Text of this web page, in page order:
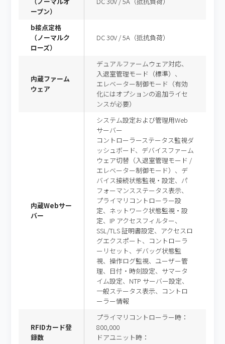
ープン）
b接点定格
（ノーマルク
ローズ）
DC 30V / 5A（抵抗負荷）
内蔵ファーム
ウェア
デュアルファームウェア対応、
入退室管理モード（標準）、
エレベーター制御モード（有効
化にはオプションの追加ライセ
ンスが必要）
内蔵Webサー
バー
システム設定および管理用Web
サーバー
コントローラーステータス監視ダ
ッシュボード、デバイスファーム
ウェア切替（入退室管理モード /
エレベーター制御モード）、デ
バイス接続状態監視・設定、パ
フォーマンスステータス表示、
プライマリコントローラー設
定、ネットワーク状態監視・設
定、IP アクセスフィルター、
SSL/TLS 証明書設定、アクセスロ
グエクスポート、コントローラ
ーリセット、デバッグ状態監
視、操作ログ監視、ユーザー管
理、日付・時刻設定、サマータ
イム設定、NTP サーバー設定、
一般ステータス表示、コントロ
ーラー情報
RFIDカード登
録数
プライマリコントローラー時：
800,000
ドアユニット時：